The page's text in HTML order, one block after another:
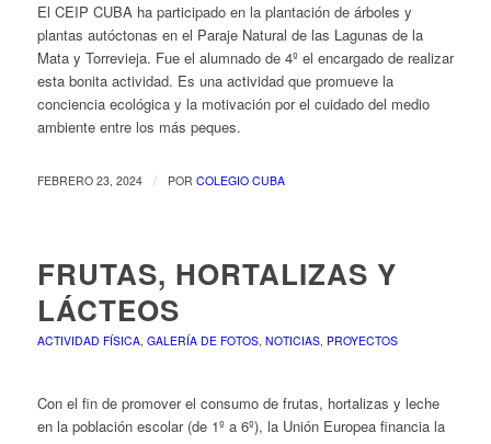
El CEIP CUBA ha participado en la plantación de árboles y
plantas autóctonas en el Paraje Natural de las Lagunas de la
Mata y Torrevieja. Fue el alumnado de 4º el encargado de realizar
esta bonita actividad. Es una actividad que promueve la
conciencia ecológica y la motivación por el cuidado del medio
ambiente entre los más peques.
FEBRERO 23, 2024 / POR COLEGIO CUBA
FRUTAS, HORTALIZAS Y
LÁCTEOS
ACTIVIDAD FÍSICA, GALERÍA DE FOTOS, NOTICIAS, PROYECTOS
Con el fin de promover el consumo de frutas, hortalizas y leche
en la población escolar (de 1º a 6º), la Unión Europea financia la